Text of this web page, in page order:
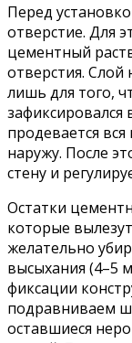
Перед
отверстие. Для
цементный
отверстия. Слой
лишь для того,
зафиксировался
продевается
наружу. После
стену и
Остатки
которые
желательно
высыхания (4–5
фиксации
подравниваем
оставшиеся